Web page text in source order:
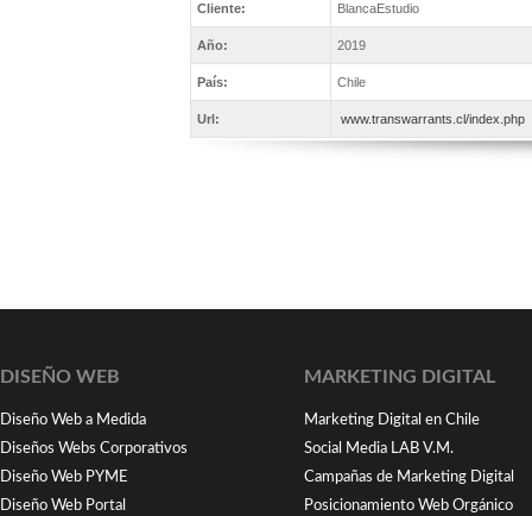
Cliente: BlancaEstudio
Año: 2019
País: Chile
Url: www.transwarrants.cl/index.php
DISEÑO WEB
Diseño Web a Medida
Diseños Webs Corporativos
Diseño Web PYME
Diseño Web Portal
MARKETING DIGITAL
Marketing Digital en Chile
Social Media LAB V.M.
Campañas de Marketing Digital
Posicionamiento Web Orgánico